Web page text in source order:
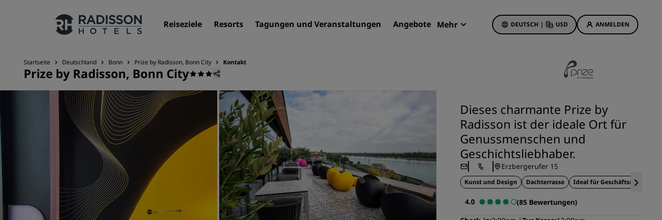
Reiseziele Resorts Tagungen und Veranstaltungen Angebote Mehr DEUTSCH | USD ANMELDEN
Unsere Marken
Marken von Radisson Hotels
Neue und geplante Hotels
Tagungen und
Veranstaltungen
Entdecken Sie Radisson Meetings
Hotelangebote
Bonus für die erste Buchung
Deals of the Day
Im Voraus buchen
Unsere Angebote anzeigen
Reisevorschläge
Familienfreundliche Hotels
Startseite Deutschland Bonn Prize by Radisson, Bonn City Kontakt
Prize by Radisson, Bonn City
Dieses charmante Prize by
Radisson ist der ideale Ort für
Genussmenschen und
Geschichtsliebhaber.
Erzbergerufer 15
Kunst und Design Dachterrasse Ideal für Geschäftsreisende
4.0
(85 Bewertungen)